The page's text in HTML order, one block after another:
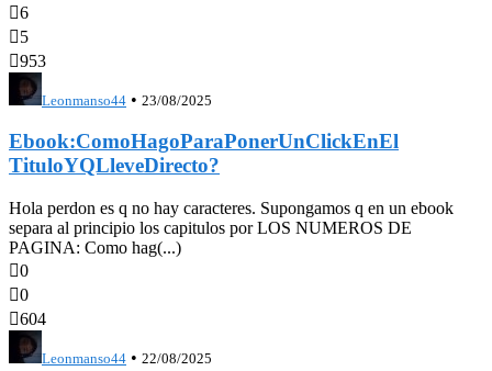
6
5
953
Leonmanso44 • 23/08/2025
Ebook:ComoHagoParaPonerUnClickEnEl
TituloYQLleveDirecto?
Hola perdon es q no hay caracteres. Supongamos q en un ebook
separa al principio los capitulos por LOS NUMEROS DE
PAGINA: Como hag(...)
0
0
604
Leonmanso44 • 22/08/2025